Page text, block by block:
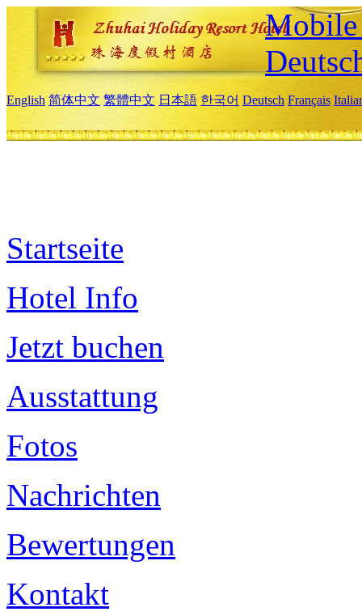
Mobile
English 简体中文 繁體中文 日本語 한국어 Deutsch Français
Startseite
Hotel Info
Jetzt buchen
Ausstattung
Fotos
Nachrichten
Bewertungen
Kontakt